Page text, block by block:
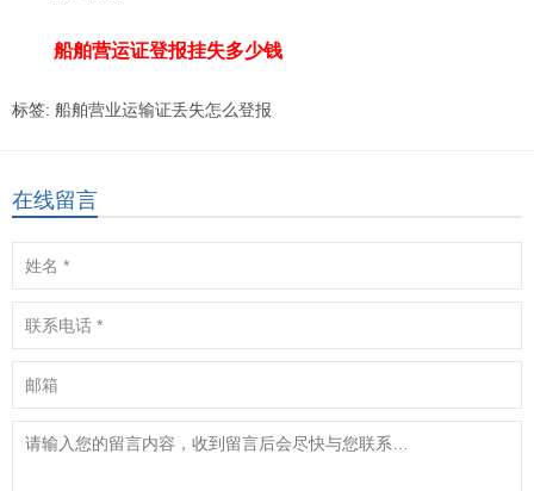
船舶营运证登报挂失多少钱
标签: 船舶营业运输证丢失怎么登报
在线留言